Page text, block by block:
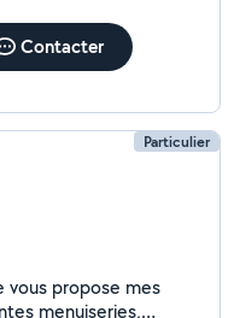
Contacter
Particulier
vous propose mes
menuiseries,